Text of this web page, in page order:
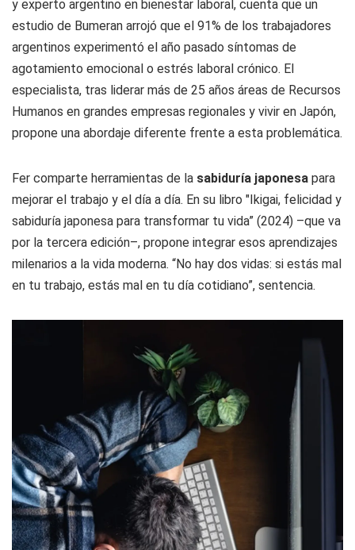
y experto argentino en bienestar laboral, cuenta que un
estudio de Bumeran arrojó que el 91% de los trabajadores
argentinos experimentó el año pasado síntomas de
agotamiento emocional o estrés laboral crónico. El
especialista, tras liderar más de 25 años áreas de Recursos
Humanos en grandes empresas regionales y vivir en Japón,
propone una abordaje diferente frente a esta problemática.
Fer comparte herramientas de la sabiduría japonesa para
mejorar el trabajo y el día a día. En su libro "Ikigai, felicidad y
sabiduría japonesa para transformar tu vida” (2024) –que va
por la tercera edición–, propone integrar esos aprendizajes
milenarios a la vida moderna. “No hay dos vidas: si estás mal
en tu trabajo, estás mal en tu día cotidiano”, sentencia.